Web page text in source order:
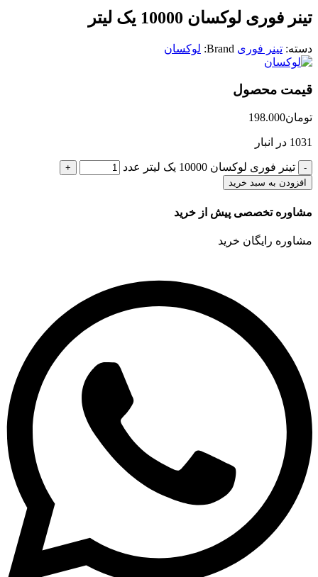
تینر فوری لوکسان 10000 یک لیتر
دسته: تینر فوری Brand: لوکسان
قیمت محصول
تومان198.000
1031 در انبار
تینر فوری لوکسان 10000 یک لیتر عدد
افزودن به سبد خرید
مشاوره تخصصی پیش از خرید
مشاوره رایگان خرید